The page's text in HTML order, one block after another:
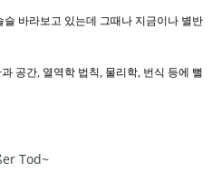
바라보고 있는데 그때나 지금이나 별반
공간, 열역학 법칙, 물리학, 번식 등에 뻘
Tod~